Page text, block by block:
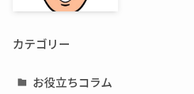
カテゴリー
お役立ちコラム